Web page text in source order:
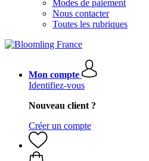
Modes de paiement
Nous contacter
Toutes les rubriques
Mon compte
Identifiez-vous
Nouveau client ?
Créer un compte